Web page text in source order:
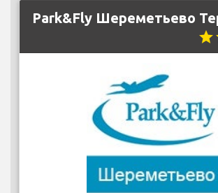
Park&Fly Шереметьево
star